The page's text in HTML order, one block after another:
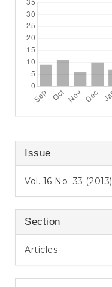
Issue
Vol. 16 No. 33 (2013)
Section
Articles